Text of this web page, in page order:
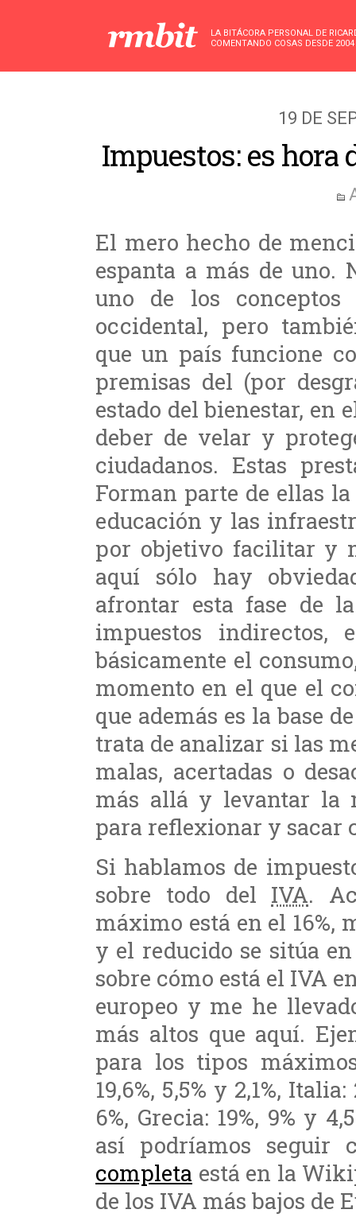
LA BITÁCORA PERSONAL DE
COMENTANDO COSAS DESDE 2004
19 DE
Impuestos: es hora
El mero hecho de
espanta a más de uno.
uno de los conceptos
occidental, pero
que un país funcione
premisas del (por
estado del bienestar, en
deber de velar y
ciudadanos. Estas
Forman parte de ellas
educación y las
por objetivo facilitar y
aquí sólo hay
afrontar esta fase de
impuestos indirectos,
básicamente el
momento en el que el
que además es la base
trata de analizar si las
malas, acertadas o
más allá y levantar la
para reflexionar y sacar
Si hablamos de
sobre todo del IVA.
máximo está en el 16%,
y el reducido se sitúa
sobre cómo está el IVA
europeo y me he
más altos que aquí.
para los tipos
19,6%, 5,5% y 2,1%,
6%, Grecia: 19%, 9% y
así podríamos seguir
completa está en la
de los IVA más bajos de